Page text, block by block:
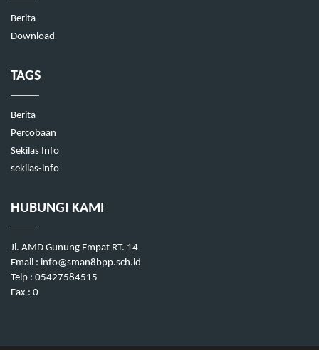
Berita
Download
TAGS
Berita
Percobaan
Sekilas Info
sekilas-info
HUBUNGI KAMI
Jl. AMD Gunung Empat RT. 14
Email : info@sman8bpp.sch.id
Telp : 05427584515
Fax : 0